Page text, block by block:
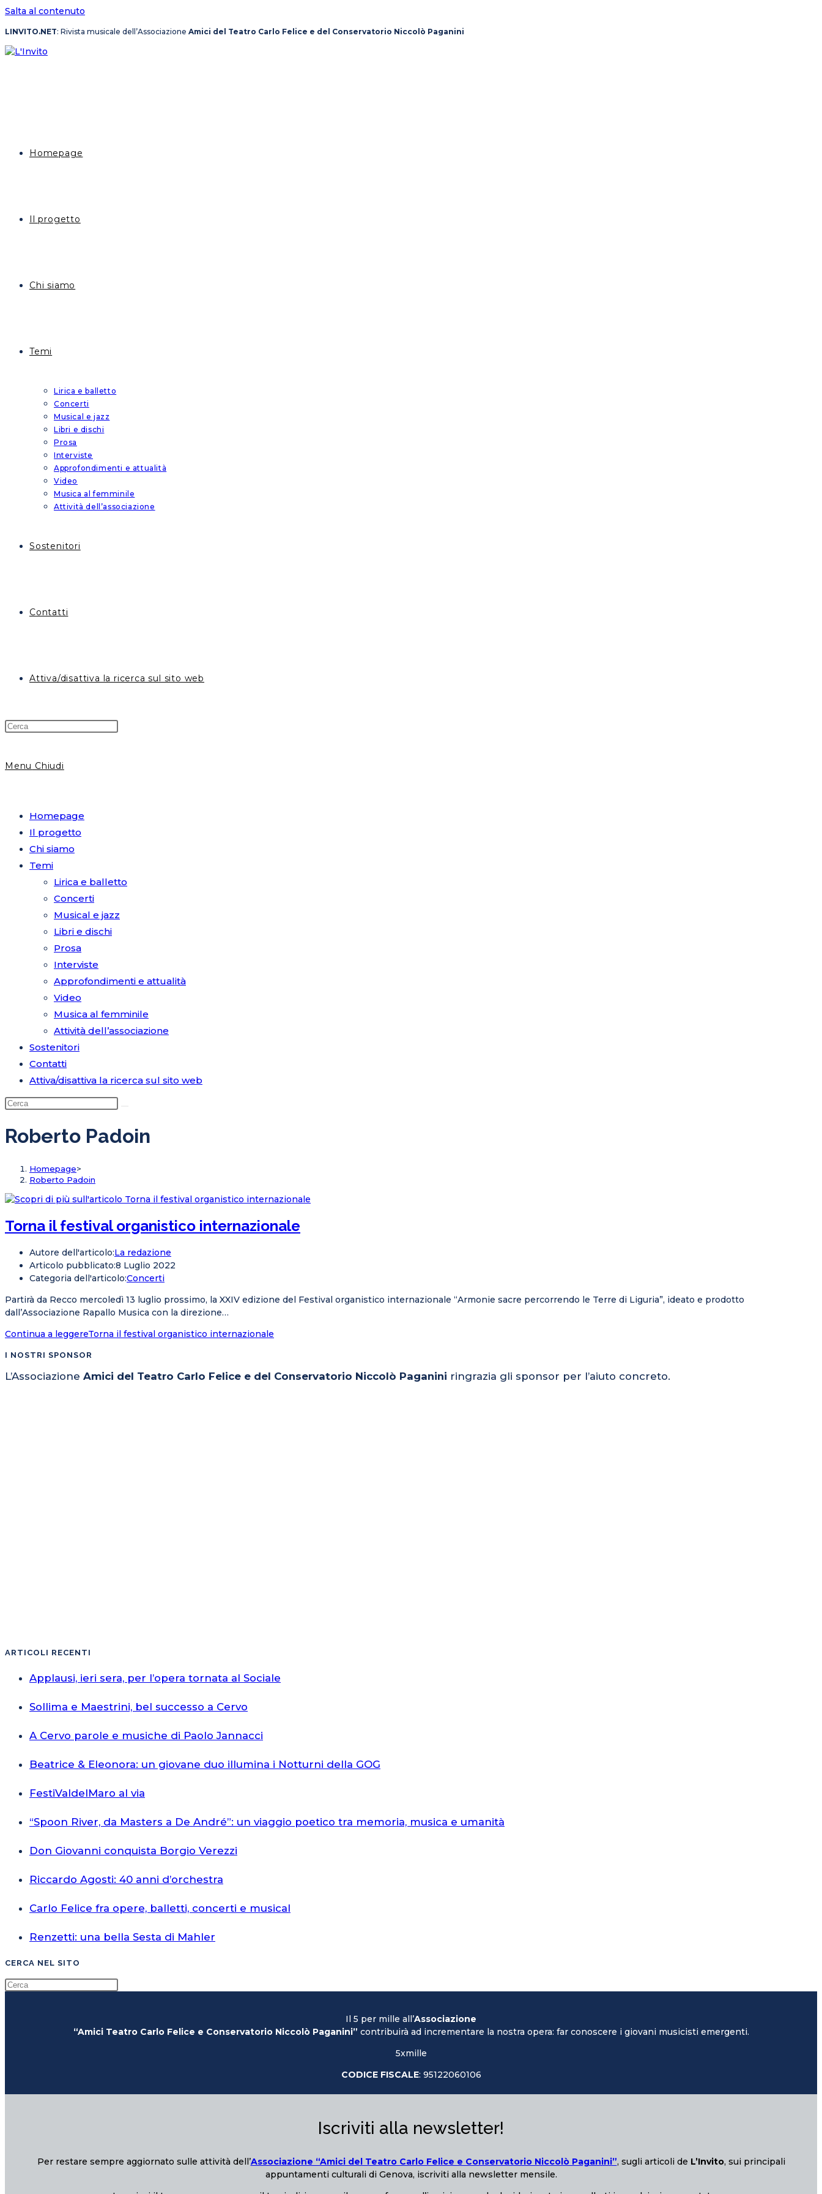
Salta al contenuto
LINVITO.NET: Rivista musicale dell’Associazione Amici del Teatro Carlo Felice e del Conservatorio Niccolò Paganini
Homepage
Il progetto
Chi siamo
Temi
Lirica e balletto
Concerti
Musical e jazz
Libri e dischi
Prosa
Interviste
Approfondimenti e attualità
Video
Musica al femminile
Attività dell’associazione
Sostenitori
Contatti
Attiva/disattiva la ricerca sul sito web
Menu Chiudi
Homepage
Il progetto
Chi siamo
Temi
Lirica e balletto
Concerti
Musical e jazz
Libri e dischi
Prosa
Interviste
Approfondimenti e attualità
Video
Musica al femminile
Attività dell’associazione
Sostenitori
Contatti
Attiva/disattiva la ricerca sul sito web
Roberto Padoin
Homepage>
Roberto Padoin
Torna il festival organistico internazionale
Autore dell'articolo:La redazione
Articolo pubblicato:8 Luglio 2022
Categoria dell'articolo:Concerti
Partirà da Recco mercoledì 13 luglio prossimo, la XXIV edizione del Festival organistico internazionale “Armonie sacre percorrendo le Terre di Liguria”, ideato e prodotto
dall’Associazione Rapallo Musica con la direzione…
Continua a leggereTorna il festival organistico internazionale
I NOSTRI SPONSOR
L’Associazione Amici del Teatro Carlo Felice e del Conservatorio Niccolò Paganini ringrazia gli sponsor per l’aiuto concreto.
ARTICOLI RECENTI
Applausi, ieri sera, per l’opera tornata al Sociale
Sollima e Maestrini, bel successo a Cervo
A Cervo parole e musiche di Paolo Jannacci
Beatrice & Eleonora: un giovane duo illumina i Notturni della GOG
FestiValdelMaro al via
“Spoon River, da Masters a De André”: un viaggio poetico tra memoria, musica e umanità
Don Giovanni conquista Borgio Verezzi
Riccardo Agosti: 40 anni d’orchestra
Carlo Felice fra opere, balletti, concerti e musical
Renzetti: una bella Sesta di Mahler
CERCA NEL SITO
Il 5 per mille all’Associazione
“Amici Teatro Carlo Felice e Conservatorio Niccolò Paganini” contribuirà ad incrementare la nostra opera: far conoscere i giovani musicisti emergenti.
5xmille
CODICE FISCALE: 95122060106
Iscriviti alla newsletter!
Per restare sempre aggiornato sulle attività dell’Associazione “Amici del Teatro Carlo Felice e Conservatorio Niccolò Paganini”, sugli articoli de L’Invito, sui principali
appuntamenti culturali di Genova, iscriviti alla newsletter mensile.